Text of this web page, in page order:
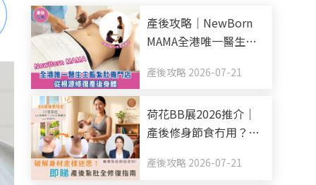
產後攻略｜NewBorn
MAMA全港唯一醫生主
10天全效療程 從根源修
產後攻略 2026-07-21
荷花BB展2026推介｜
產後修身節食冇用？破
紥肚+中醫調理全修復
產後攻略 2026-07-21